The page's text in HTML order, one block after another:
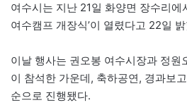
여수시는 지난 21일 화양면 장수리에
여수캠프 개장식’이 열렸다고 22일
이날 행사는 권오봉 여수시장과 정원
이 참석한 가운데, 축하공연, 경과보
순으로 진행됐다.